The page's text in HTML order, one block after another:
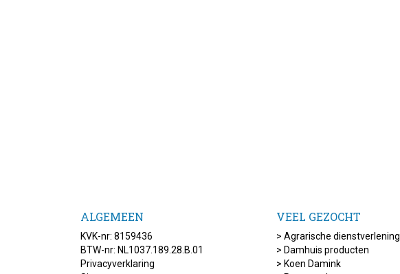
ALGEMEEN
KVK-nr: 8159436
BTW-nr: NL1037.189.28.B.01
Privacyverklaring
VEEL GEZOCHT
> Agrarische dienstverlening
> Damhuis producten
> Koen Damink